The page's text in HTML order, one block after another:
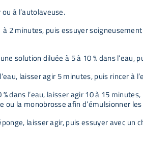
à l’autolaveuse.
2 minutes, puis essuyer
solution diluée à 5 à 10 % dans l’eau,
laisser agir 5 minutes, puis rincer à
l’eau, laisser agir 10 à 15
la monobrosse afin d’émulsionner
laisser agir, puis essuyer avec un